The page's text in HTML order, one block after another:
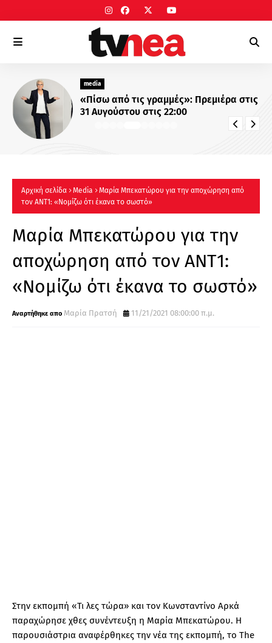
media
«Πίσω από τις γραμμές»: Πρεμιέρα στις
31 Αυγούστου στις 22:00
Αρχική σελίδα Μedia
Μαρία Μπεκατώρου για την αποχώρηση από
τον ΑΝΤ1: «Νομίζω ότι έκανα το σωστό»
Μαρία Μπεκατώρου για την
αποχώρηση από τον ΑΝΤ1:
«Νομίζω ότι έκανα το σωστό»
Μαρία Πρατσή 11/21/2021 08:00:00 π.μ.
Στην εκπομπή «Τι λες τώρα» και τον Κωνσταντίνο Αρκά
παραχώρησε χθες συνέντευξη η Μαρία Μπεκατώρου. Η
παρουσιάστρια αναφέρθηκες την νέα της εκπομπή, το The